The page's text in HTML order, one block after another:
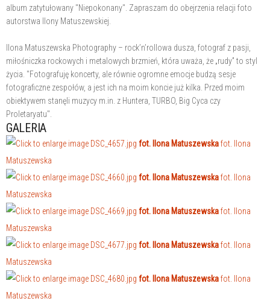
album zatytułowany "Niepokonany". Zapraszam do obejrzenia relacji foto
autorstwa Ilony Matuszewskiej.
Ilona Matuszewska Photography – rock’n’rollowa dusza, fotograf z pasji,
miłośniczka rockowych i metalowych brzmień, która uważa, że „rudy” to styl
życia. "Fotografuję koncerty, ale równie ogromne emocje budzą sesje
fotograficzne zespołów, a jest ich na moim koncie już kilka. Przed moim
obiektywem stanęli muzycy m.in. z Huntera, TURBO, Big Cyca czy
Proletaryatu".
GALERIA
fot. Ilona Matuszewskafot. Ilona
Matuszewska
fot. Ilona Matuszewskafot. Ilona
Matuszewska
fot. Ilona Matuszewskafot. Ilona
Matuszewska
fot. Ilona Matuszewskafot. Ilona
Matuszewska
fot. Ilona Matuszewskafot. Ilona
Matuszewska